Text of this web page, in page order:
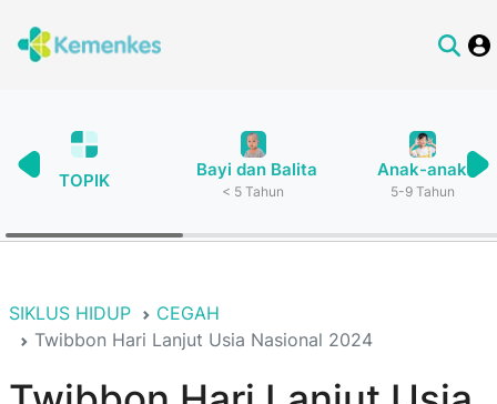
TOPIK
Bayi dan Balita
< 5 Tahun
Anak-anak
5-9 Tahun
SIKLUS HIDUP
CEGAH
Twibbon Hari Lanjut Usia Nasional 2024